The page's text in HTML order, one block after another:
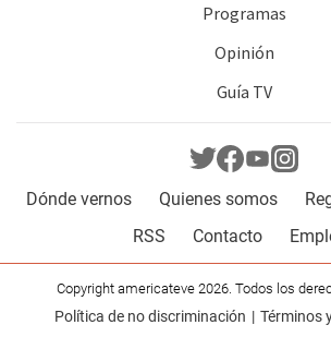
Programas
Opinión
Guía TV
Dónde vernos Quienes somos
RSS
Contacto
Copyright americateve 2026. Todos los
Política de no discriminación Términos